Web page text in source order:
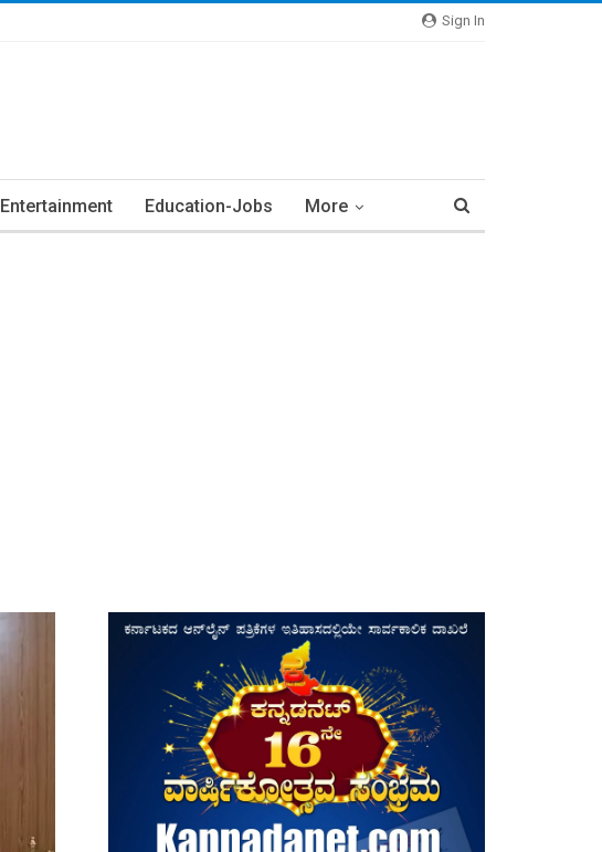
Sign In
Entertainment Education-Jobs More